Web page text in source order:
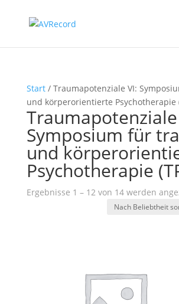
Start/ Traumapotenziale VI:
und körperorientierte Psychotherapie
Traumapotenziale
Symposium für
und
Psychotherapie
Ergebnisse 1 – 12 von 14 werden